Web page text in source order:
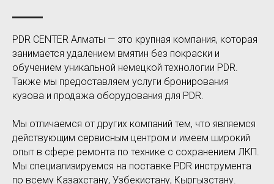
PDR CENTER Алматы — это крупная компания, которая
занимается удалением вмятин без покраски и
обучением уникальной немецкой технологии PDR.
Также мы предоставляем услуги бронирования
кузова и продажа оборудования для PDR.
Мы отличаемся от других компаний тем, что являемся
действующим сервисным центром и имеем широкий
опыт в сфере ремонта по технике с сохранением ЛКП.
Мы специализируемся на поставке PDR инструмента
по всему Казахстану, Узбекистану, Кыргызстану.